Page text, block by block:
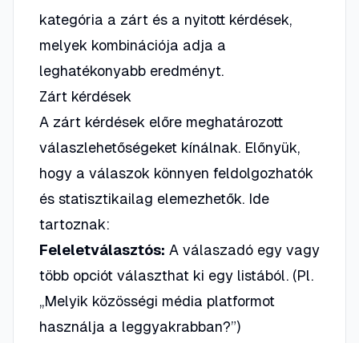
kategória a zárt és a nyitott kérdések,
melyek kombinációja adja a
leghatékonyabb eredményt.
Zárt kérdések
A zárt kérdések előre meghatározott
válaszlehetőségeket kínálnak. Előnyük,
hogy a válaszok könnyen feldolgozhatók
és statisztikailag elemezhetők. Ide
tartoznak:
Feleletválasztós: A válaszadó egy vagy
több opciót választhat ki egy listából. (Pl.
„Melyik közösségi média platformot
használja a leggyakrabban?”)